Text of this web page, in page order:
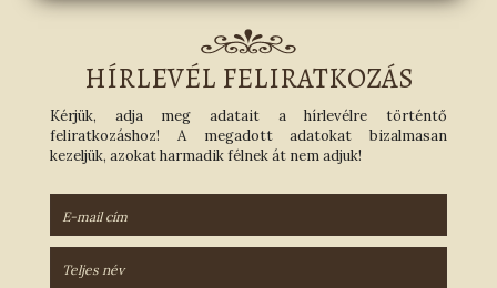
HÍRLEVÉL FELIRATKOZÁS
Kérjük, adja meg adatait a hírlevélre történtő
feliratkozáshoz! A megadott adatokat bizalmasan
kezeljük, azokat harmadik félnek át nem adjuk!